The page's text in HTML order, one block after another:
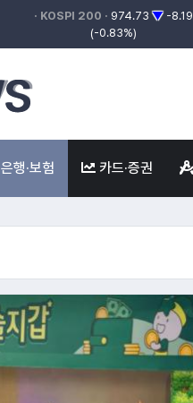
· KOSPI 200 · 974.73▼ -8.19
(-0.83%)
은행·보험 카드·증권
1.손해보험협회